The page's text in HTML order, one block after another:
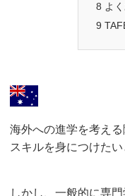
8 よ
9
海外への進学を考え
スキルを身につけた
しかし、一般的に専